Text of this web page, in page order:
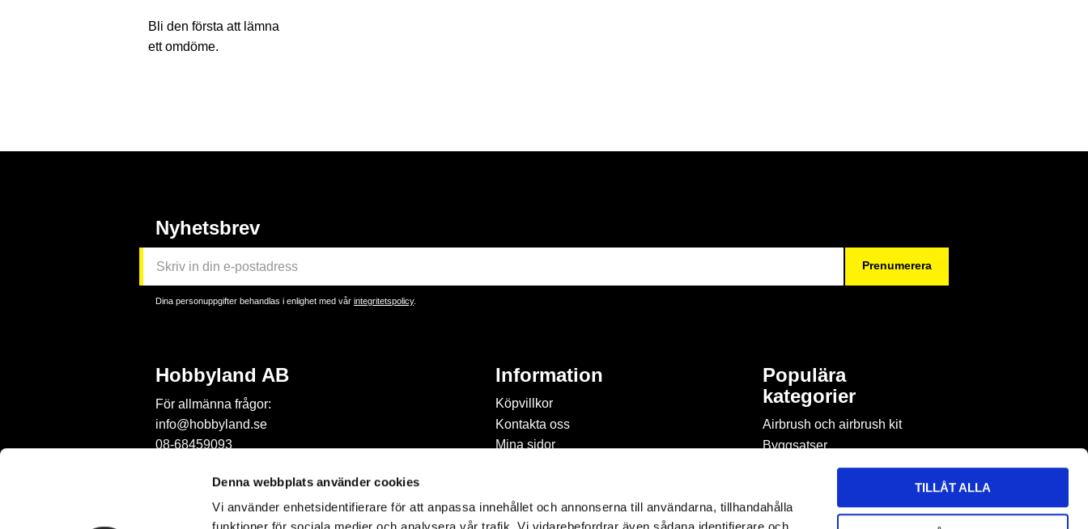
Denna webbplats använder cookies
Vi använder enhetsidentifierare för att anpassa innehållet och annonserna till användarna, tillhandahålla
TILLÅT ALLA
Bli den första att lämna
ett omdöme.
Nyhetsbrev
Prenumerera
Dina personuppgifter behandlas i enlighet med vår integritetspolicy.
Hobbyland AB
För allmänna frågor:
info@hobbyland.se
08-68459093
order@hobbyland.se
08-68459093
Information
Köpvillkor
Kontakta oss
Mina sidor
cookies
Inspiration & Passion
Populära
kategorier
Airbrush och airbrush kit
Byggsatser
Böcker & tidningar om
Byggmaterial
Figurspel